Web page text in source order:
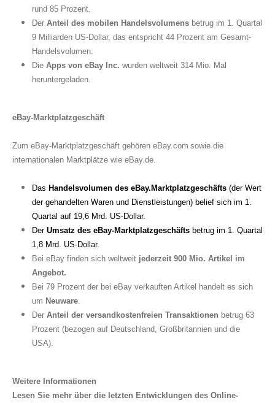
rund 85 Prozent.
Der Anteil des mobilen Handelsvolumens betrug im 1. Quartal
9 Milliarden US-Dollar, das entspricht 44 Prozent am Gesamt-
Handelsvolumen.
Die Apps von eBay Inc. wurden weltweit 314 Mio. Mal
heruntergeladen.
eBay-Marktplatzgeschäft
Zum eBay-Marktplatzgeschäft gehören eBay.com sowie die
internationalen Marktplätze wie eBay.de.
Das Handelsvolumen des eBay.Marktplatzgeschäfts (der Wert
der gehandelten Waren und Dienstleistungen) belief sich im 1.
Quartal auf 19,6 Mrd. US-Dollar.
Der Umsatz des eBay-Marktplatzgeschäfts betrug im 1. Quartal
1,8 Mrd. US-Dollar.
Bei eBay finden sich weltweit jederzeit 900 Mio. Artikel im
Angebot.
Bei 79 Prozent der bei eBay verkauften Artikel handelt es sich
um Neuware.
Der Anteil der versandkostenfreien Transaktionen betrug 63
Prozent (bezogen auf Deutschland, Großbritannien und die
USA).
Weitere Informationen
Lesen Sie mehr über die letzten Entwicklungen des Online-